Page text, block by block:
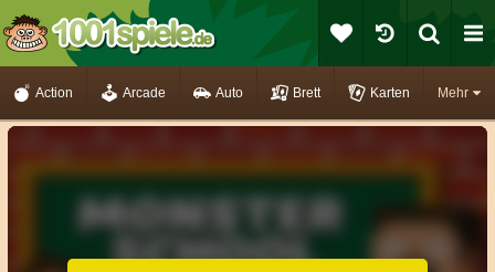
Mehr
Action Arcade Auto Brett Karten